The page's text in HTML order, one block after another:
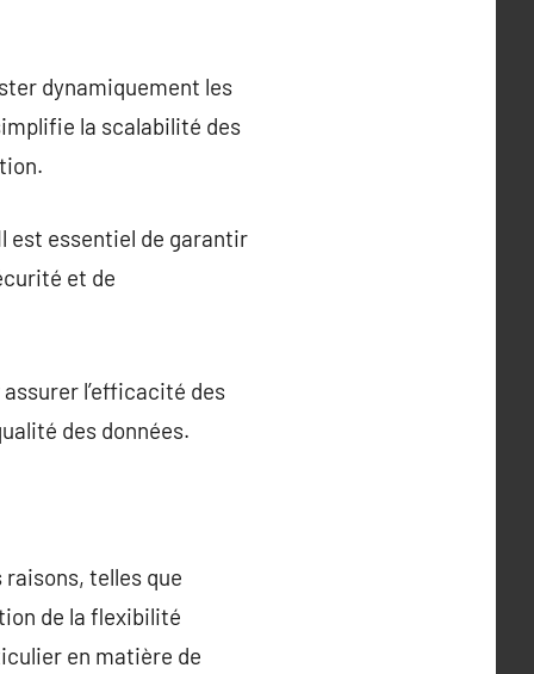
dynamiquement les
la scalabilité des
est essentiel de garantir
et de
l’efficacité des
des données.
raisons, telles que
de la flexibilité
en matière de